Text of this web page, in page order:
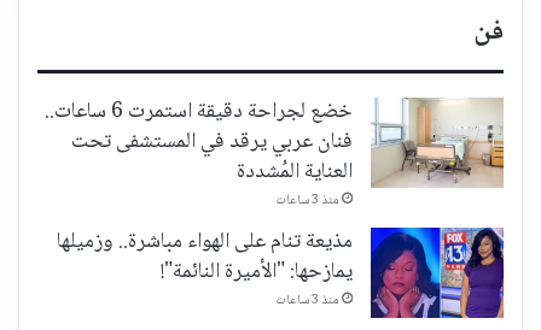
فن
خضع لجراحة دقيقة استمرت 6 ساعات..
فنان عربي يرقد في المستشفى تحت
العناية المُشددة
منذ 3 ساعات
مذيعة تنام على الهواء مباشرة.. وزميلها
يمازحها: "الأميرة النائمة"!
منذ 3 ساعات